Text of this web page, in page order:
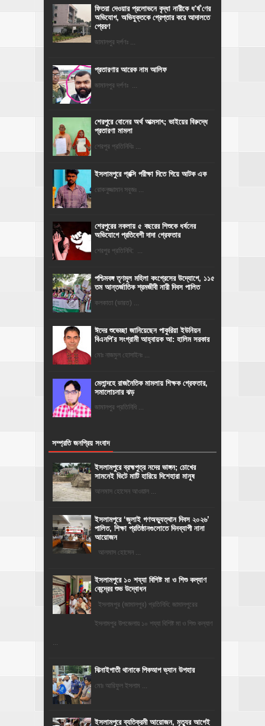
ফিতরা দেওয়ার প্রলোভনে বৃদ্ধা নারীকে ধ'র্ষ'ণের
অভিযোগ, অভিযুক্তকে গ্রেপ্তার করে আদালতে
প্রেরণ
জামালপুর দর্পণঃ ...
প্রতারণার আরেক নাম আলিফ
জামালপুর দর্পণঃ ...
শেরপুরে বোনের অর্থ আত্মসাৎ; ভাইয়ের বিরুদ্ধে
প্রতারণা মামলা
শেরপুর প্রতিনিধিঃ ...
ইসলামপুরে প্রক্সি পরীক্ষা দিতে গিয়ে আটক এক
রোকনুজ্জামান সবুজঃ ...
শেরপুরের নকলায় ৫ বছরের শিশুকে ধর্ষনের
অভিযোগে প্রতিবেশী দাদা গ্রেফতার
শেরপুর প্রতিনিধি: ...
পশ্চিমবঙ্গ তৃণমূল মহিলা কংগ্রেসের উদ্যোগে, ১১৫
তম আন্তর্জাতিক শ্রমজীবী নারী দিবস পালিত
কলকাতা (ভারত) ...
ঈদের শুভেচ্ছা জানিয়েছেন পাকুরিয়া ইউনিয়ন
বিএনপি'র সংগ্রামী আহ্বায়ক আ: হালিম সরকার
মোঃ নাজমুল হোসাইনঃ ...
মেলান্দহে রাজনৈতিক মামলায় শিক্ষক গ্রেফতার,
সমালোচনার ঝড়
জামালপুর প্রতিনিধি ...
সম্প্রতি জনপ্রিয় সংবাদ
ইসলামপুরে ব্রহ্মপুত্র নদের ভাঙ্গন; চোখের
সামনেই ভিটে মাটি হারিয়ে দিশেহারা মানুষ
আলমাস হোসেন আওয়াল ...
‎ইসলামপুরে ‘জুলাই গণঅভ্যুত্থান দিবস ২০২৬’
পালিত, শিক্ষা প্রতিষ্ঠানগুলোতে দিনব্যাপী নানা
আয়োজন
‎​আলমাস হোসেন ...
ইসলামপুরে ১০ শয্যা বিশিষ্ট মা ও শিশু কল্যাণ
কেন্দ্রের শুভ উদ্বোধন
ইসলামপুর (জামালপুর) প্রতিনিধি: জামালপুরের
ইসলামপুর উপজেলায় ১০ শয্যা বিশিষ্ট মা ও শিশু কল্যাণ
...
ঝিনাইগাতী থানাকে পিকআপ ভ্যান উপহার
মোঃ আরিফুল ইসলাম ...
‎ইসলামপুরে ব্যতিক্রমী আয়োজন, মৃত্যুর আগেই